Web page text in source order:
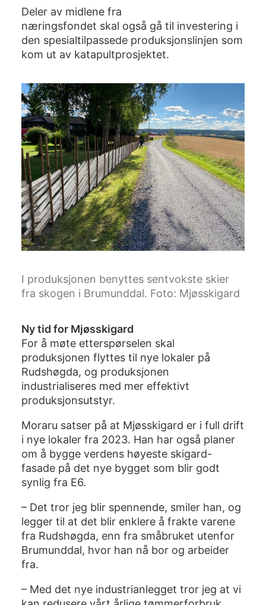
Deler av midlene fra
næringsfondet skal også gå til investering i
den spesialtilpassede produksjonslinjen som
kom ut av katapultprosjektet.
I produksjonen benyttes sentvokste skier
fra skogen i Brumunddal. Foto: Mjøsskigard
Ny tid for Mjøsskigard
For å møte etterspørselen skal
produksjonen flyttes til nye lokaler på
Rudshøgda, og produksjonen
industrialiseres med mer effektivt
produksjonsutstyr.
Moraru satser på at Mjøsskigard er i full drift
i nye lokaler fra 2023. Han har også planer
om å bygge verdens høyeste skigard-
fasade på det nye bygget som blir godt
synlig fra E6.
– Det tror jeg blir spennende, smiler han, og
legger til at det blir enklere å frakte varene
fra Rudshøgda, enn fra småbruket utenfor
Brumunddal, hvor han nå bor og arbeider
fra.
– Med det nye industrianlegget tror jeg at vi